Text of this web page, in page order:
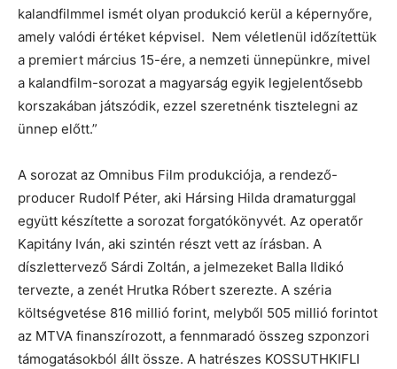
kalandfilmmel ismét olyan produkció kerül a képernyőre,
amely valódi értéket képvisel. Nem véletlenül időzítettük
a premiert március 15-ére, a nemzeti ünnepünkre, mivel
a kalandfilm-sorozat a magyarság egyik legjelentősebb
korszakában játszódik, ezzel szeretnénk tisztelegni az
ünnep előtt.”
A sorozat az Omnibus Film produkciója, a rendező-
producer Rudolf Péter, aki Hársing Hilda dramaturggal
együtt készítette a sorozat forgatókönyvét. Az operatőr
Kapitány Iván, aki szintén részt vett az írásban. A
díszlettervező Sárdi Zoltán, a jelmezeket Balla Ildikó
tervezte, a zenét Hrutka Róbert szerezte. A széria
költségvetése 816 millió forint, melyből 505 millió forintot
az MTVA finanszírozott, a fennmaradó összeg szponzori
támogatásokból állt össze. A hatrészes KOSSUTHKIFLI